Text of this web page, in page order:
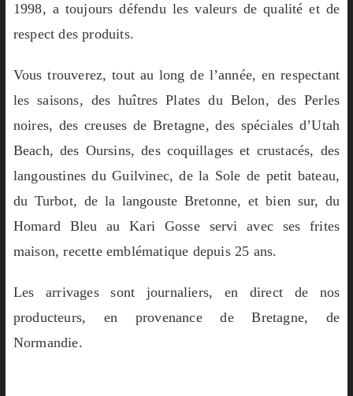
1998, a toujours défendu les valeurs de qualité et de
respect des produits.
Vous trouverez, tout au long de l’année, en respectant
les saisons, des huîtres Plates du Belon, des Perles
noires, des creuses de Bretagne, des spéciales d’Utah
Beach, des Oursins, des coquillages et crustacés, des
langoustines du Guilvinec, de la Sole de petit bateau,
du Turbot, de la langouste Bretonne, et bien sur, du
Homard Bleu au Kari Gosse servi avec ses frites
maison, recette emblématique depuis 25 ans.
Les arrivages sont journaliers, en direct de nos
producteurs, en provenance de Bretagne, de
Normandie.